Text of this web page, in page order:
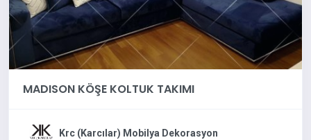
MADISON KÖŞE KOLTUK TAKIMI
Krc (Karcılar) Mobilya Dekorasyon